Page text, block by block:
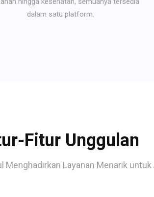
dalam satu platform.
Fitur Unggulan
Menghadirkan Layanan Menarik untuk